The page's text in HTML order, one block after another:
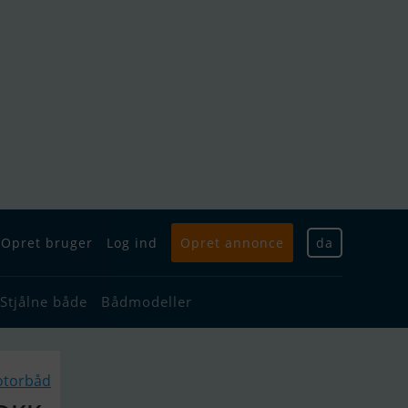
Opret bruger Log ind Opret annonce da
Stjålne både Bådmodeller